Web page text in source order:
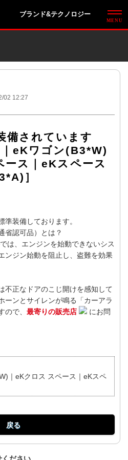
ブランド&テクノロジー
02 12:27
備されています
eKワゴン(B3*W)
ース｜eKスペース
］
装備しております。
省認可品）とは？
は、エンジンを始動できないシス
ンジン始動を阻止し、盗難を効果
不正なドアのこじ開けを感知して
ーンとサイレンが鳴る「カーアラ
ので、 最寄りの販売店
にお問
｜eKクロス スペース｜eKスペ
戻る